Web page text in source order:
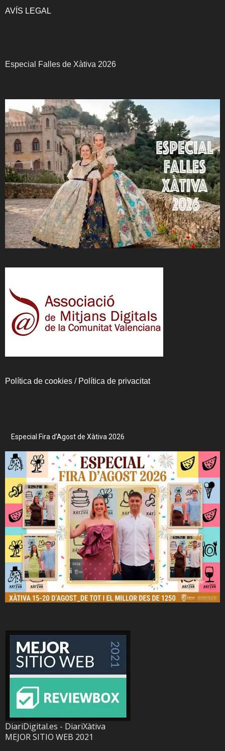
AVÍS LEGAL
Especial Falles de Xàtiva 2026
Política de cookies / Política de privacitat
Especial Fira d’Agost de Xàtiva 2026
DiariDigital.es - DiariXàtiva
MEJOR SITIO WEB 2021